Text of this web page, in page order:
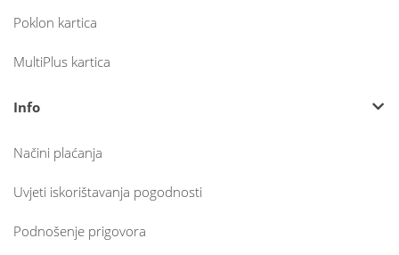
Poklon kartica
MultiPlus kartica
Info
Načini plaćanja
Uvjeti iskorištavanja pogodnosti
Podnošenje prigovora